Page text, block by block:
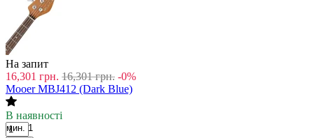
На запит
16,301 грн. 16,301 грн. -0%
Mooer MBJ412 (Dark Blue)
В наявності
мин. 1